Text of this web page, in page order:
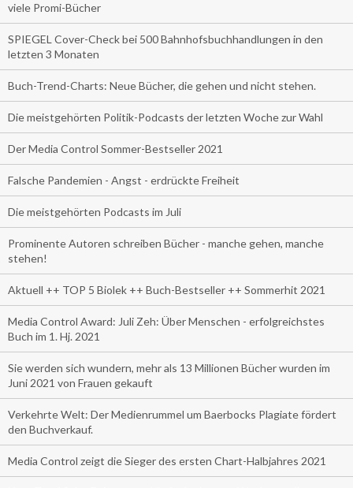
viele Promi-Bücher
SPIEGEL Cover-Check bei 500 Bahnhofsbuchhandlungen in den
letzten 3 Monaten
Buch-Trend-Charts: Neue Bücher, die gehen und nicht stehen.
Die meistgehörten Politik-Podcasts der letzten Woche zur Wahl
Der Media Control Sommer-Bestseller 2021
Falsche Pandemien - Angst - erdrückte Freiheit
Die meistgehörten Podcasts im Juli
Prominente Autoren schreiben Bücher - manche gehen, manche
stehen!
Aktuell ++ TOP 5 Biolek ++ Buch-Bestseller ++ Sommerhit 2021
Media Control Award: Juli Zeh: Über Menschen - erfolgreichstes
Buch im 1. Hj. 2021
Sie werden sich wundern, mehr als 13 Millionen Bücher wurden im
Juni 2021 von Frauen gekauft
Verkehrte Welt: Der Medienrummel um Baerbocks Plagiate fördert
den Buchverkauf.
Media Control zeigt die Sieger des ersten Chart-Halbjahres 2021